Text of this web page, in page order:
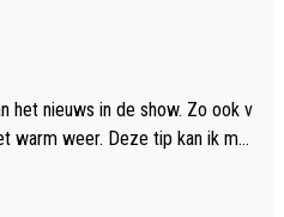
het nieuws in de show. Zo ook v
warm weer. Deze tip kan ik met